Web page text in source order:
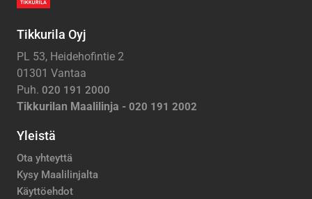
Tikkurila Oyj
PL 53, Heidehofintie 2
01301 Vantaa
Puh. 020 191 2000
Tikkurilan Maalilinja - 020 191 2002
Yleistä
Ota yhteyttä
Kysy Maalilinjalta
Käyttöehdot